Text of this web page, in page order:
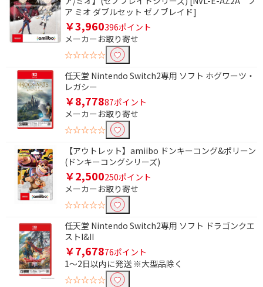
ア ミオ ダブルセット ゼノブレイド]
￥3,960396ポイント
メーカーお取り寄せ
☆☆☆☆☆
任天堂 Nintendo Switch2専用 ソフト ホグワーツ・
レガシー
￥8,77887ポイント
メーカーお取り寄せ
☆☆☆☆☆
【アウトレット】amiibo ドンキーコング&ポリーン
(ドンキーコングシリーズ)
￥2,500250ポイント
メーカーお取り寄せ
☆☆☆☆☆
任天堂 Nintendo Switch2専用 ソフト ドラゴンクエ
ストI&II
￥7,67876ポイント
1～2日以内に発送 ※大型品除く
☆☆☆☆☆